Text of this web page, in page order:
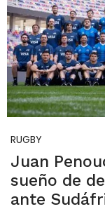
RUGBY
Juan
sueño de
ante